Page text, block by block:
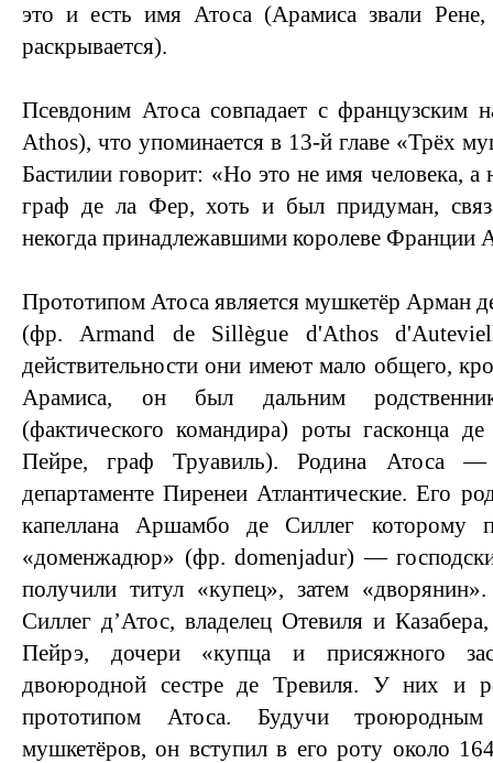
это и есть имя Атоса (Арамиса звали
раскрывается).
Псевдоним Атоса совпадает с французским
Athos), что упоминается в 13-й главе «Трёх
Бастилии говорит: «Но это не имя человека, а
граф де ла Фер, хоть и был придуман,
некогда принадлежавшими королеве Франции
Прототипом Атоса является мушкетёр Арман
(фр. Armand de Sillègue d'Athos
действительности они имеют мало общего,
Арамиса, он был дальним
(фактического командира) роты гасконца
Пейре, граф Труавиль). Родина Атоса
департаменте Пиренеи Атлантические. Его
капеллана Аршамбо де Силлег которому
«доменжадюр» (фр. domenjadur) —
получили титул «купец», затем
Силлег д’Атос, владелец Отевиля и
Пейрэ, дочери «купца и присяжного
двоюродной сестре де Тревиля. У них и
прототипом Атоса. Будучи троюродным
мушкетёров, он вступил в его роту около